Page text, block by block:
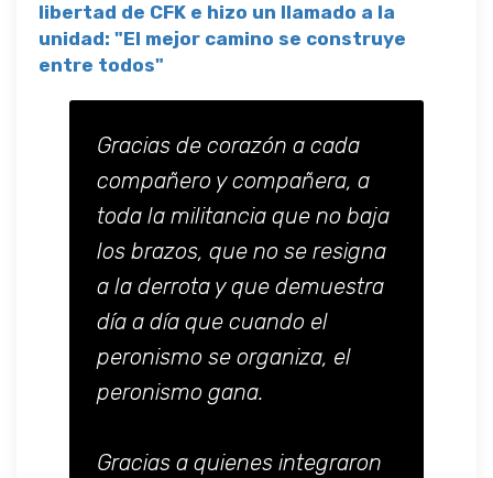
libertad de CFK e hizo un llamado a la
unidad: "El mejor camino se construye
entre todos"
Gracias de corazón a cada
compañero y compañera, a
toda la militancia que no baja
los brazos, que no se resigna
a la derrota y que demuestra
día a día que cuando el
peronismo se organiza, el
peronismo gana.
Gracias a quienes integraron